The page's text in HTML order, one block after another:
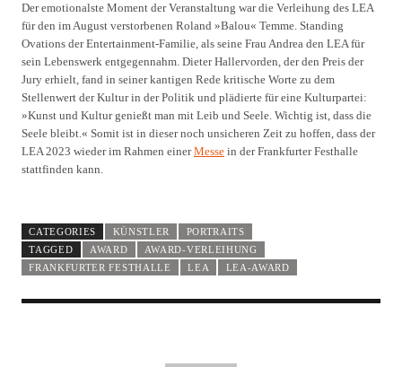
Der emotionalste Moment der Veranstaltung war die Verleihung des LEA
für den im August verstorbenen Roland »Balou« Temme. Standing
Ovations der Entertainment-Familie, als seine Frau Andrea den LEA für
sein Lebenswerk entgegennahm. Dieter Hallervorden, der den Preis der
Jury erhielt, fand in seiner kantigen Rede kritische Worte zu dem
Stellenwert der Kultur in der Politik und plädierte für eine Kulturpartei:
»Kunst und Kultur genießt man mit Leib und Seele. Wichtig ist, dass die
Seele bleibt.« Somit ist in dieser noch unsicheren Zeit zu hoffen, dass der
LEA 2023 wieder im Rahmen einerMesse in der Frankfurter Festhalle
stattfinden kann.
CATEGORIES KÜNSTLER
PORTRAITS
TAGGED
AWARD
AWARD-VERLEIHUNG
FRANKFURTER FESTHALLE
LEA LEA-AWARD